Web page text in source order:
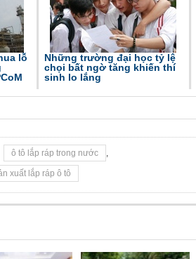
lỗ
Những trường đại học tỷ lệ
chọi bất ngờ tăng khiến thí
sinh lo lắng
ô tô lắp ráp trong nước
xuất lắp ráp ô tô